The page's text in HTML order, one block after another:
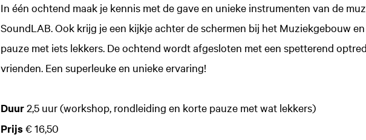
In één ochtend maak je kennis met de gave en unieke instrumenten van de
SoundLAB. Ook krijg je een kijkje achter de schermen bij het Muziekgebouw
pauze met iets lekkers. De ochtend wordt afgesloten met een spetterend
vrienden. Een superleuke en unieke ervaring!
Duur2,5 uur (workshop, rondleiding en korte pauze met wat lekkers)
Prijs € 16,50